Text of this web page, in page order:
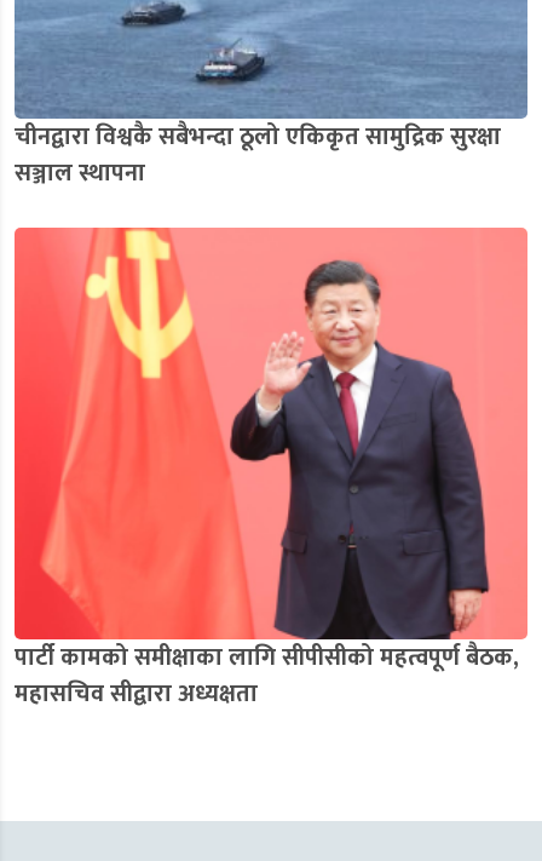
चीनद्वारा विश्वकै सबैभन्दा ठूलो एकिकृत सामुद्रिक सुरक्षा
सञ्जाल स्थापना
पार्टी कामको समीक्षाका लागि सीपीसीको महत्वपूर्ण बैठक,
महासचिव सीद्वारा अध्यक्षता